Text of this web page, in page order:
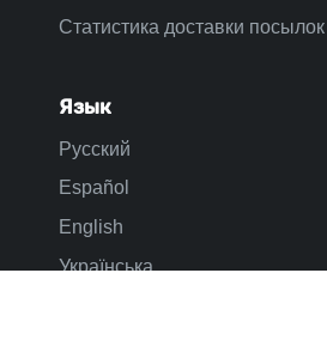
Статистика доставки посылок
Язык
Русский
Español
English
Українська